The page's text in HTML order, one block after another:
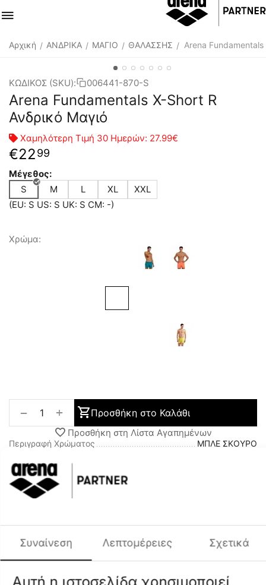
Αρχική / ΑΝΔΡΙΚΑ / ΜΑΓΙΟ / ΘΑΛΑΣΣΗΣ / Arena
ΚΩΔΙΚΟΣ (SKU): 006441-870-S
Arena Fundamentals X-Short R
Ανδρικό Μαγιό
Χαμηλότερη Τιμή 30 Ημερών: 27.99€
€2299
Μέγεθος:
S
M L XL
XXL
(EU: S US: S UK: S CM: -)
Χρώμα:
+
− Προσθήκη στο Καλάθι
Προσθήκη στη Λίστα Αγαπημένων
Περιγραφή Χρώματος
ΜΠΛΕ ΣΚΟΥΡΟ
Περιγραφή
ανδρικά μαγιό - σορτς για την παραλία της σειράς
«Fundamentals» «γιορτάζουν» το DNA της εταιρείας και
ταυτόχρονα βλέπουν με μία φρέσκια ματιά τα στυλ, που
ξεχώρισαν κι ανήκουν στην ιστορική κληρονομιά της.
Είναι σχεδιασμένα για κολύμπι, αναψυχή κι αθλητικές
Συναίνεση Λεπτομέρειες Σχετικά